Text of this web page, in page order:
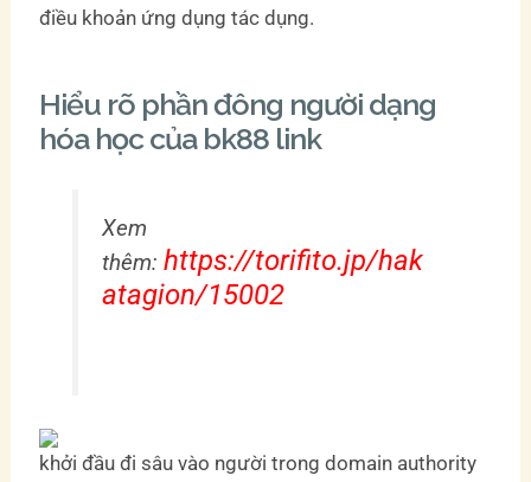
điều khoản ứng dụng tác dụng.
Hiểu rõ phần đông người dạng
hóa học của bk88 link
Xem
thêm:https://torifito.jp/hak
atagion/15002
khởi đầu đi sâu vào người trong domain authority